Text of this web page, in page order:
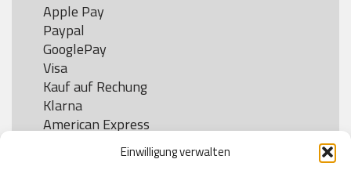
Einwilligung verwalten
Apple Pay
Paypal
GooglePay
Visa
Kauf auf Rechung
Klarna
American Express